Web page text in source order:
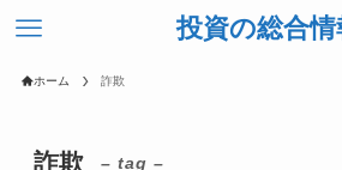
投資の総合情
ホーム 詐欺
詐欺 – tag –